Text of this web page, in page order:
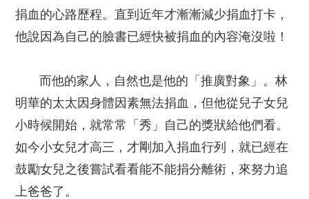
捐血的心路歷程。直到近年才漸漸減少捐血打卡，
他說因為自己的臉書已經快被捐血的內容淹沒啦！
而他的家人，自然也是他的「推廣對象」。林
明華的太太因身體因素無法捐血，但他從兒子女兒
小時候開始，就常常「秀」自己的獎狀給他們看。
如今小女兒才高三，才剛加入捐血行列，就已經在
鼓勵女兒之後嘗試看看能不能捐分離術，來努力追
上爸爸了。